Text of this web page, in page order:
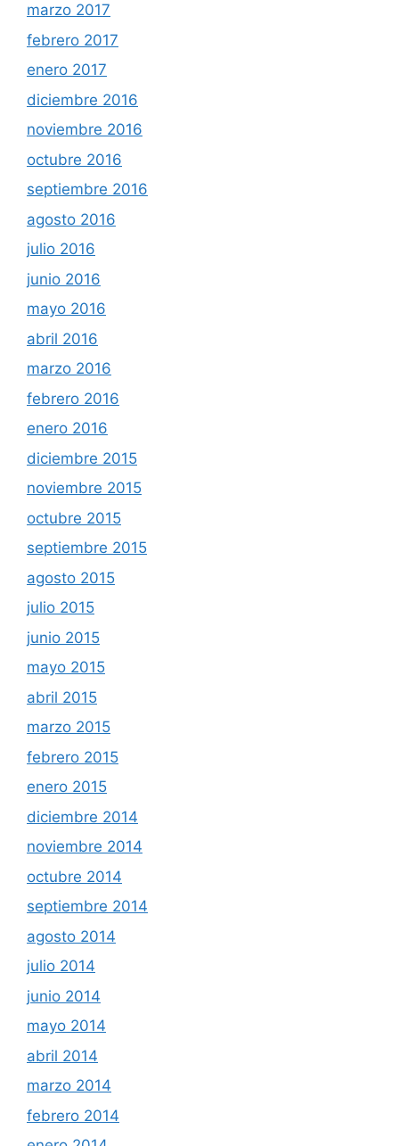
marzo 2017
febrero 2017
enero 2017
diciembre 2016
noviembre 2016
octubre 2016
septiembre 2016
agosto 2016
julio 2016
junio 2016
mayo 2016
abril 2016
marzo 2016
febrero 2016
enero 2016
diciembre 2015
noviembre 2015
octubre 2015
septiembre 2015
agosto 2015
julio 2015
junio 2015
mayo 2015
abril 2015
marzo 2015
febrero 2015
enero 2015
diciembre 2014
noviembre 2014
octubre 2014
septiembre 2014
agosto 2014
julio 2014
junio 2014
mayo 2014
abril 2014
marzo 2014
febrero 2014